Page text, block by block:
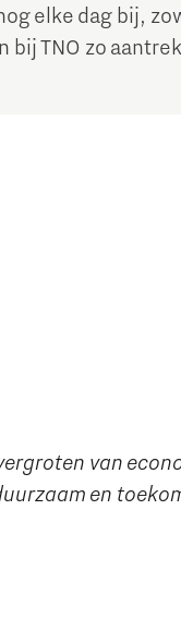
elke dag bij,
TNO zo
van
en